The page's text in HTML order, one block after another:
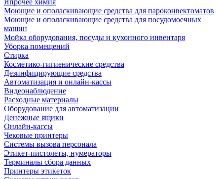
Япрочее химия
Моющие и ополаскивающие средства для пароконвектоматов
Моющие и ополаскивающие средства для посудомоечных
машин
Мойка оборудования, посуды и кухонного инвентаря
Уборка помещений
Стирка
Косметико-гигиенические средства
Дезинфицирующие средства
Автоматизация и онлайн-кассы
Видеонаблюдение
Расходные материалы
Оборудование для автоматизации
Денежные ящики
Онлайн-кассы
Чековые принтеры
Системы вызова персонала
Этикет-пистолеты, нумераторы
Терминалы сбора данных
Принтеры этикеток